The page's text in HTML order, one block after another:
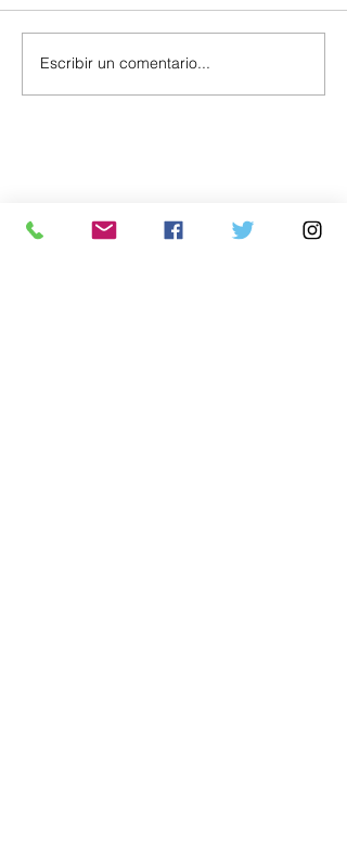
Escribir un comentario...